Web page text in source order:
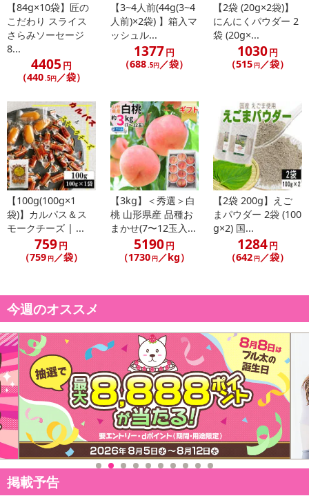
秋田県南部、稲庭うどん生誕の地である稲庭町。日本二百名山・栗
駒山の清らかな伏流水が湧き出すこの地は、寒暖差が育む「あきた
こまち」の産地としても知られています。この豊かな大地が自然の
ろ過装置となり、地中深くで磨き上げられた地下水こそが、稲庭吟
祥堂本舗の味の決め手です。職人が多加水の生地を「手綯い」の技
で丹念に仕上げた一筋は、機械製麺では決して到達できない領域。
シルクを思わせる艶やかな口当たり、しなやかなコシ、そして小麦
の芳醇な旨みを、心ゆくまでご堪能ください。
・消費期限：製造日より2年間
・原産国（最終加工地）：日本
・原材料/材質/素材：小麦粉（国内製造）、食塩、でんぷん
・お召し上がり方：
1：大きめの鍋にたっぷりのお湯を沸かして、4分を目安にさばき
ながら乳白透明になるまで、ゆでてください。（熱湯にはご注意下
さい。）
し、 ぬめりを除いて水を切ってください。
● 喉ゴシ楽しい、稲庭ざるの場合：
めんを浅い器等に盛り、お好みに応じて、ネギ、しょうが、のり
などを添えて、つゆにつけてお召し上がりください。
● 豊かな味わい、稲庭かけうどんの場合：
器につゆを用意してください。
めんを熱湯で温め、よく湯を切って先に用意したつゆの器に移し
て お召し上がりください。
注意事項
【84g×10袋】匠の
こだわり スライス
さらみソーセージ
8...
4405 円
（440.5円／袋）
【3~4人前(44g(3~4
人前)×2袋) 】箱入マ
ッシュル...
1377円
（688.5円／袋）
【2袋 (20g×2袋)】
にんにくパウダー 2
袋 (20g×...
1030円
（515 円／袋）
【100g(100g×1
袋)】カルパス＆ス
モークチーズ | ...
759円
（759 円／袋）
【3kg】＜秀選＞白
桃 山形県産 品種お
まかせ(7〜12玉入...
5190円
（1730 円 ／kg）
【2袋 200g】えご
まパウダー 2袋 (100
g×2) 国...
1284円
（642 円 ／袋）
今週のオススメ
掲載予告